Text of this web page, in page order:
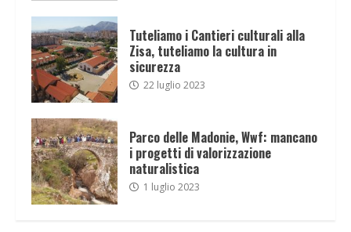
Tuteliamo i Cantieri culturali alla
Zisa, tuteliamo la cultura in
sicurezza
22 luglio 2023
Parco delle Madonie, Wwf: mancano
i progetti di valorizzazione
naturalistica
1 luglio 2023